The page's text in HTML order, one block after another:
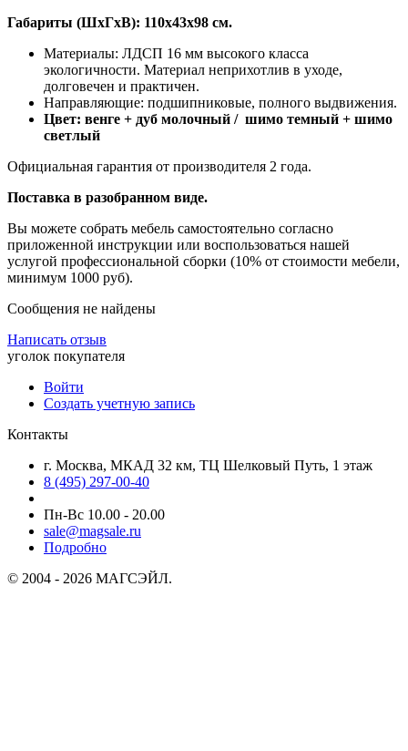
Габариты (ШхГхВ): 110х43х98 см.
Материалы: ЛДСП 16 мм высокого класса
экологичности. Материал неприхотлив в уходе,
долговечен и практичен.
Направляющие: подшипниковые, полного выдвижения.
Цвет: венге + дуб молочный / шимо темный + шимо
светлый
Официальная гарантия от производителя 2 года.
Поставка в разобранном виде.
Вы можете собрать мебель самостоятельно согласно
приложенной инструкции или воспользоваться нашей
услугой профессиональной сборки (10% от стоимости мебели,
минимум 1000 руб).
Сообщения не найдены
Написать отзыв
уголок покупателя
Войти
Создать учетную запись
Контакты
г. Москва, МКАД 32 км, ТЦ Шелковый Путь, 1 этаж
8 (495) 297-00-40
Пн-Вс 10.00 - 20.00
sale@magsale.ru
Подробно
© 2004 - 2026 МАГСЭЙЛ.